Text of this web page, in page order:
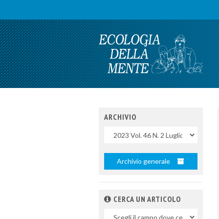
ARCHIVIO
Archivio generale
CERCA UN ARTICOLO